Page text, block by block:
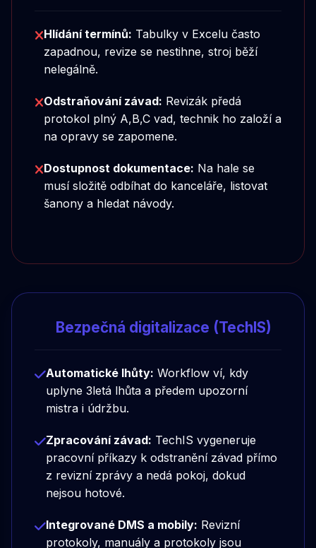
Hlídání termínů: Tabulky v Excelu často
zapadnou, revize se nestihne, stroj běží
nelegálně.
Odstraňování závad: Revizák předá
protokol plný A,B,C vad, technik ho založí a
na opravy se zapomene.
Dostupnost dokumentace: Na hale se
musí složitě odbíhat do kanceláře, listovat
šanony a hledat návody.
Bezpečná digitalizace (TechIS)
Automatické lhůty: Workflow ví, kdy
uplyne 3letá lhůta a předem upozorní
mistra i údržbu.
Zpracování závad: TechIS vygeneruje
pracovní příkazy k odstranění závad přímo
z revizní zprávy a nedá pokoj, dokud
nejsou hotové.
Integrované DMS a mobily: Revizní
protokoly, manuály a protokoly jsou